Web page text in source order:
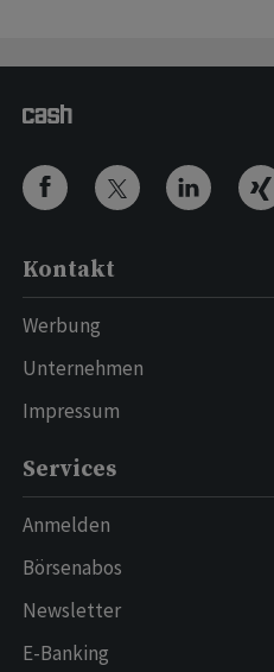
Kontakt
Werbung
Unternehmen
Impressum
Services
Anmelden
Börsenabos
Newsletter
E-Banking